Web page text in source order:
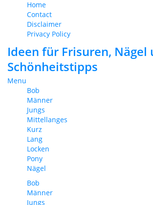
Home
Contact
Disclaimer
Privacy Policy
Ideen für Frisuren, Nägel
Schönheitstipps
Menu
Bob
Männer
Jungs
Mittellanges
Kurz
Lang
Locken
Pony
Nägel
Bob
Männer
Jungs